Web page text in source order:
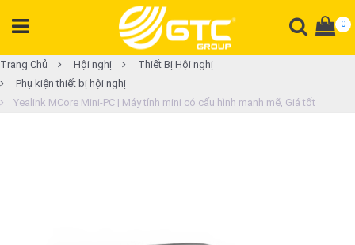
0
Trang Chủ Hội nghị
Thiết Bị Hội nghị
Phụ kiện thiết bị hội nghị
Yealink MCore Mini-PC | Máy tính mini có cấu hình mạnh mẽ, Giá tốt
DANH
MỤC